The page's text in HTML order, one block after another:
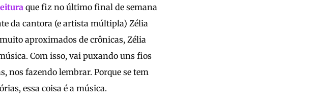
que fiz no último final de semana
da cantora (e artista múltipla) Zélia
aproximados de crônicas, Zélia
Com isso, vai puxando uns fios
nos fazendo lembrar. Porque se tem
essa coisa é a música.